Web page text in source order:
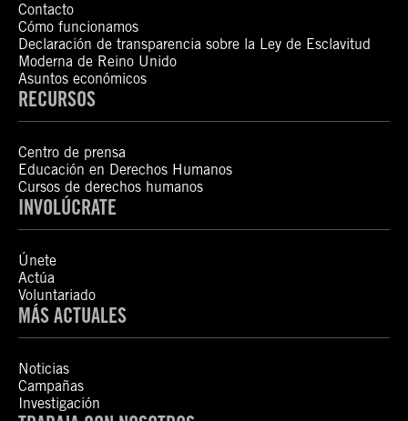
Contacto
Cómo funcionamos
Declaración de transparencia sobre la Ley de Esclavitud
Moderna de Reino Unido
Asuntos económicos
RECURSOS
Centro de prensa
Educación en Derechos Humanos
Cursos de derechos humanos
INVOLÚCRATE
Únete
Actúa
Voluntariado
MÁS ACTUALES
Noticias
Campañas
Investigación